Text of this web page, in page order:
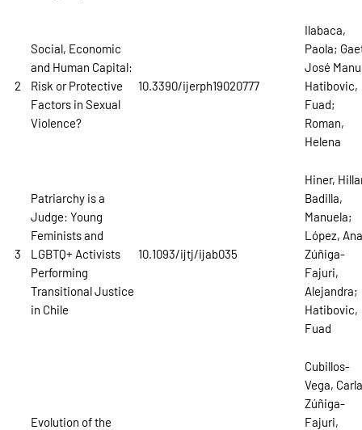
2
Social, Economic
and Human Capital:
Risk or Protective
Factors in Sexual
Violence?
10.3390/ijerph19020777
Ilabaca,
Paola;
José
Hatibovic,
Fuad;
Roman,
Helena
3
Patriarchy is a
Judge: Young
Feminists and
LGBTQ+ Activists
Performing
Transitional Justice
in Chile
10.1093/ijtj/ijab035
Hiner,
Badilla,
Manuela;
López,
Zúñiga-
Fajuri,
Alejandra;
Hatibovic,
Fuad
Evolution of the
Cubillos-
Vega,
Zúñiga-
Fajuri,